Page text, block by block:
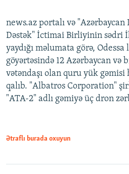
news.az portalı və
Dəstək" İctimai Birliyinin sədri
yaydığı məlumata görə, Odessa
göyərtəsində 12 Azərbaycan və
vətəndaşı olan quru yük gəmisi
qalıb. "Albatros Corporation"
"ATA-2" adlı gəmiyə üç dron
Ətraflı burada oxuyun